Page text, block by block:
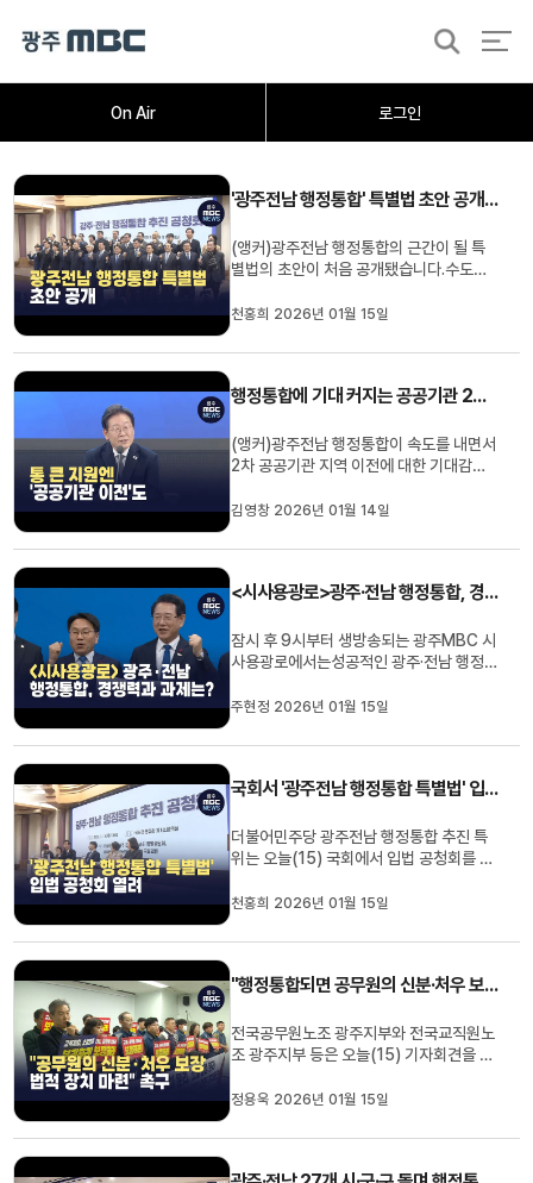
On Air 로그인
검
오늘의뉴스뉴스데스크 취재가시작되자
'광주전남 행정통합' 특별법 초안 공개..."연방제 수준 자치권 확보"
(앵커)광주전남 행정통합의 근간이 될 특
별법의 초안이 처음 공개됐습니다.수도권
확보하는 것이 핵심인 만큼 다양한 특례 조
습니다. (기자)가칭 광주전남특별시 설치
된 특별법 초안에는 자치권 강...
천홍희 2026년 01월 15일
행정통합에 기대 커지는 공공기관 2차 이전
(앵커)광주전남 행정통합이 속도를 내면서
2차 공공기관 지역 이전에 대한 기대감도
합시 통 큰 지원을 약속했는데, 여기엔 공
에 김영창 기자입니다.(기자)광주전남 행
대통령.통 큰 지원엔 2차 공...
김영창 2026년 01월 14일
<시사용광로>광주·전남 행정통합, 경쟁력과 과제는?
잠시 후 9시부터 생방송되는 광주MBC 시
사용광로에서는성공적인 광주·전남 행정통
는 박균택 더불어민주당 국회의원,신용한
경제부지사가 출연해 지역소멸과 산업 정
준비 상황을 알아보고,통합이 가...
주현정 2026년 01월 15일
국회서 '광주전남 행정통합 특별법' 입법 공청회 열려
더불어민주당 광주전남 행정통합 추진 특
위는 오늘(15) 국회에서 입법 공청회를 열
화와 재정 확보를 핵심으로 하는특별법 초
300건의 특례 조항이 담겼습니다.한편 공
않고계속될 수 있도록세밀한 법안 ...
천홍희 2026년 01월 15일
"행정통합되면 공무원의 신분·처우 보장 법적 장치 마련해야"
전국공무원노조 광주지부와 전국교직원노
조 광주지부 등은 오늘(15) 기자회견을 열
리를 배제한 채단체장들의 정치적 시간표
우려를 표했습니다.해당 단체들은"시청, 교
정용욱 2026년 01월 15일